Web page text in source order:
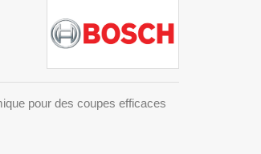
pour des coupes efficaces